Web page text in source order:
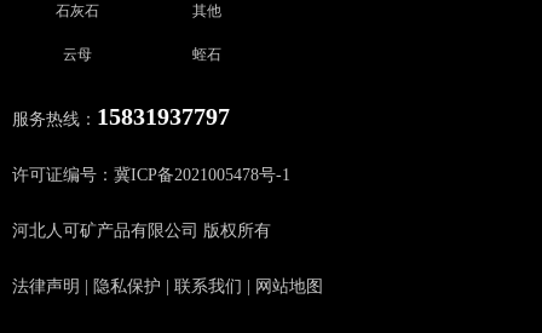
法律声明 隐私保护 联系我们 网站地图
河北人可矿产品有限公司 版权所有
许可证编号：冀ICP备2021005478号-1
服务热线： 15831937797
石灰石
云母
其他
蛭石